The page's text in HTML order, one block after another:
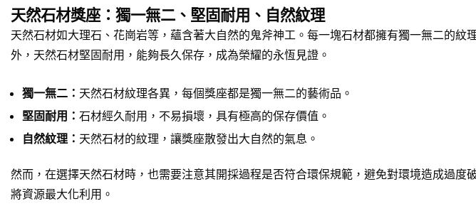
天然石材獎座：獨一無二、堅固耐用、自然紋理
天然石材如大理石、花崗岩等，蘊含著大自然的鬼斧神工。每一塊石材都擁有獨一無二的紋
外，天然石材堅固耐用，能夠長久保存，成為榮耀的永恆見證。
獨一無二： 天然石材紋理各異，每個獎座都是獨一無二的藝術品。
堅固耐用： 石材經久耐用，不易損壞，具有極高的保存價值。
自然紋理： 天然石材的紋理，讓獎座散發出大自然的氣息。
然而，在選擇天然石材時，也需要注意其開採過程是否符合環保規範，避免對環境造成過度
將資源最大化利用。